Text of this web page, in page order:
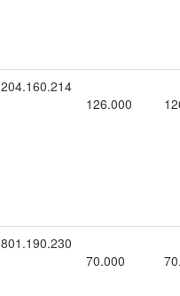
204.160.214
126.000
801.190.230
70.000